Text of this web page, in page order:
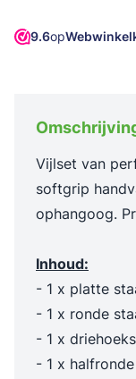
9.6op
Vijlset van
softgrip
ophangoog.
Inhoud:
- 1 x platte
- 1 x ronde
- 1 x
- 1 x